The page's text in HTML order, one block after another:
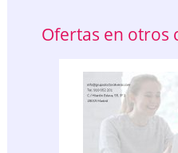
Ofertas en otros